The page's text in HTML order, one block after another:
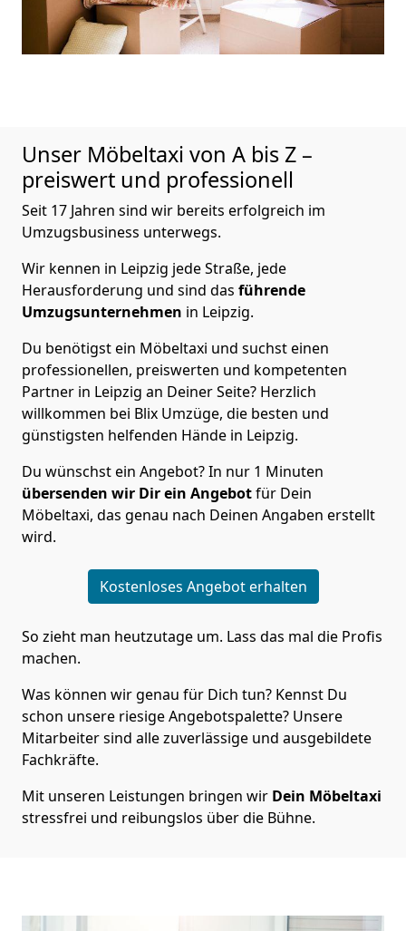
Unser Möbeltaxi von A bis Z –
preiswert und professionell
Seit 17 Jahren sind wir bereits erfolgreich im
Umzugsbusiness unterwegs.
Wir kennen in Leipzig jede Straße, jede
Herausforderung und sind das führende
Umzugsunternehmen in Leipzig.
Du benötigst ein Möbeltaxi und suchst einen
professionellen, preiswerten und kompetenten
Partner in Leipzig an Deiner Seite? Herzlich
willkommen bei Blix Umzüge, die besten und
günstigsten helfenden Hände in Leipzig.
Du wünschst ein Angebot? In nur 1 Minuten
übersenden wir Dir ein Angebotfür Dein
Möbeltaxi, das genau nach Deinen Angaben erstellt
wird.
Kostenloses Angebot erhalten
So zieht man heutzutage um. Lass das mal die Profis
machen.
Was können wir genau für Dich tun? Kennst Du
schon unsere riesige Angebotspalette? Unsere
Mitarbeiter sind alle zuverlässige und ausgebildete
Fachkräfte.
Mit unseren Leistungen bringen wir Dein Möbeltaxi
stressfrei und reibungslos über die Bühne.